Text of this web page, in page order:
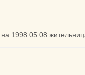
1998.05.08